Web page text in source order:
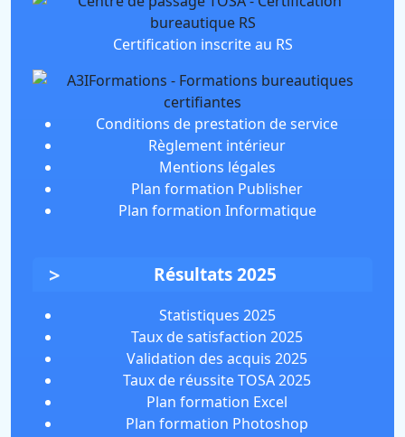
Certification inscrite au RS
Conditions de prestation de service
Règlement intérieur
Mentions légales
Plan formation Publisher
Plan formation Informatique
Résultats 2025
Statistiques 2025
Taux de satisfaction 2025
Validation des acquis 2025
Taux de réussite TOSA 2025
Plan formation Excel
Plan formation Photoshop